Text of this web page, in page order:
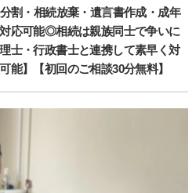
割・相続放棄・遺言書作成・成年
応可能◎相続は親族同士で争いに
士・行政書士と連携して素早く対
能】【初回のご相談30分無料】